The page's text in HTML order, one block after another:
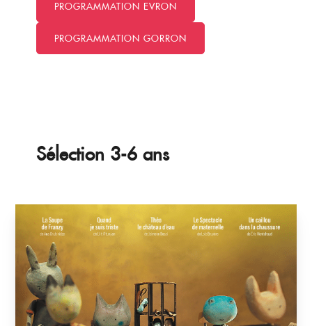
PROGRAMMATION EVRON
PROGRAMMATION GORRON
Sélection 3-6 ans